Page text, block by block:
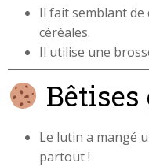
Il fait semblant
céréales.
Il utilise une
Le lutin a mangé
partout !